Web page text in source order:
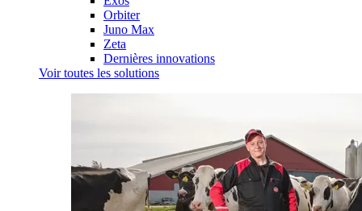
Orbiter
Juno Max
Zeta
Dernières innovations
Voir toutes les solutions